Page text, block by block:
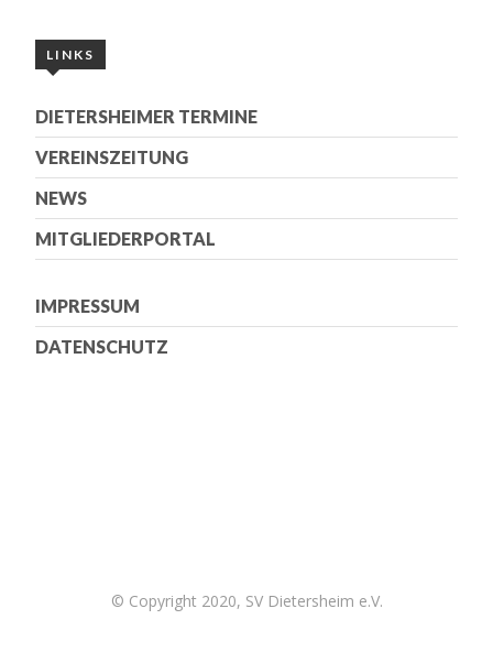
LINKS
DIETERSHEIMER TERMINE
VEREINSZEITUNG
NEWS
MITGLIEDERPORTAL
IMPRESSUM
DATENSCHUTZ
© Copyright 2020, SV Dietersheim e.V.